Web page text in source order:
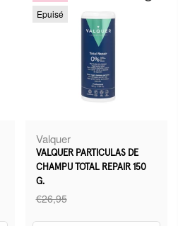
Epuisé
Valquer
VALQUER PARTICULAS DE
CHAMPU TOTAL REPAIR 150
G.
€26,95